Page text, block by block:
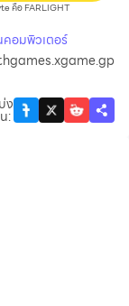
คือ FARLIGHT
อมพิวเตอร์
ง
: